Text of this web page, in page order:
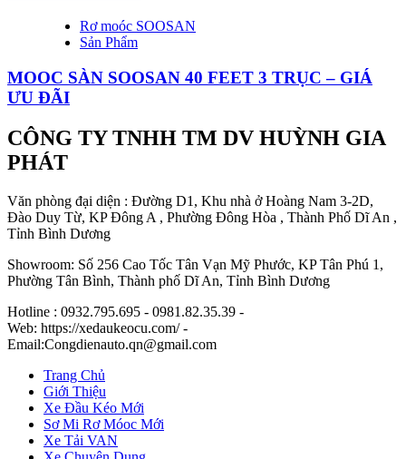
Rơ moóc SOOSAN
Sản Phẩm
MOOC SÀN SOOSAN 40 FEET 3 TRỤC – GIÁ
ƯU ĐÃI
CÔNG TY TNHH TM DV HUỲNH GIA
PHÁT
Văn phòng đại diện : Đường D1, Khu nhà ở Hoàng Nam 3-2D,
Đào Duy Từ, KP Đông A , Phường Đông Hòa , Thành Phố Dĩ An ,
Tỉnh Bình Dương
Showroom: Số 256 Cao Tốc Tân Vạn Mỹ Phước, KP Tân Phú 1,
Phường Tân Bình, Thành phố Dĩ An, Tỉnh Bình Dương
Hotline : 0932.795.695 - 0981.82.35.39 -
Web: https://xedaukeocu.com/ -
Email:Congdienauto.qn@gmail.com
Trang Chủ
Giới Thiệu
Xe Đầu Kéo Mới
Sơ Mi Rơ Móoc Mới
Xe Tải VAN